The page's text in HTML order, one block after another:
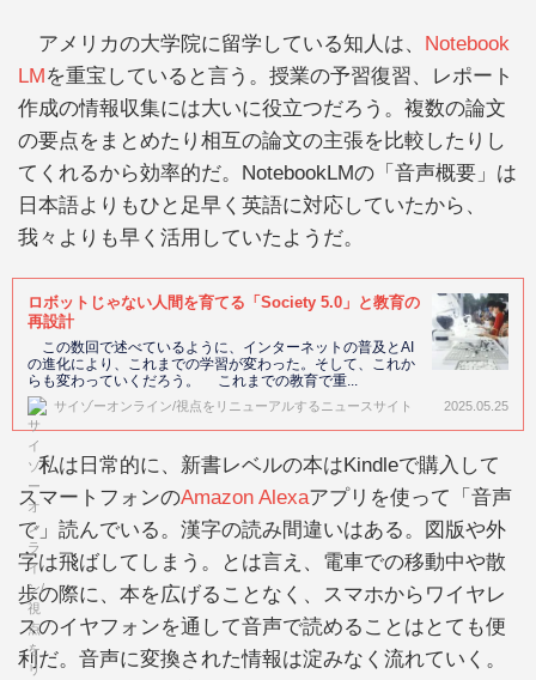
アメリカの大学院に留学している知人は、 Notebook
LMを重宝していると言う。授業の予習復習、レポート
作成の情報収集には大いに役立つだろう。複数の論文
の要点をまとめたり相互の論文の主張を比較したりし
てくれるから効率的だ。NotebookLMの「音声概要」は
日本語よりもひと足早く英語に対応していたから、
我々よりも早く活用していたようだ。
ロボットじゃない人間を育てる「Society 5.0」と教育の
再設計
この数回で述べているように、インターネットの普及とAI
の進化により、これまでの学習が変わった。そして、これか
らも変わっていくだろう。 これまでの教育で重...
サイゾーオンライン/視点をリニューアルするニュースサイト 2025.05.25
私は日常的に、新書レベルの本はKindleで購入して
スマートフォンのAmazon Alexaアプリを使って「音声
で」読んでいる。漢字の読み間違いはある。図版や外
字は飛ばしてしまう。とは言え、電車での移動中や散
歩の際に、本を広げることなく、スマホからワイヤレ
スのイヤフォンを通して音声で読めることはとても便
利だ。音声に変換された情報は淀みなく流れていく。